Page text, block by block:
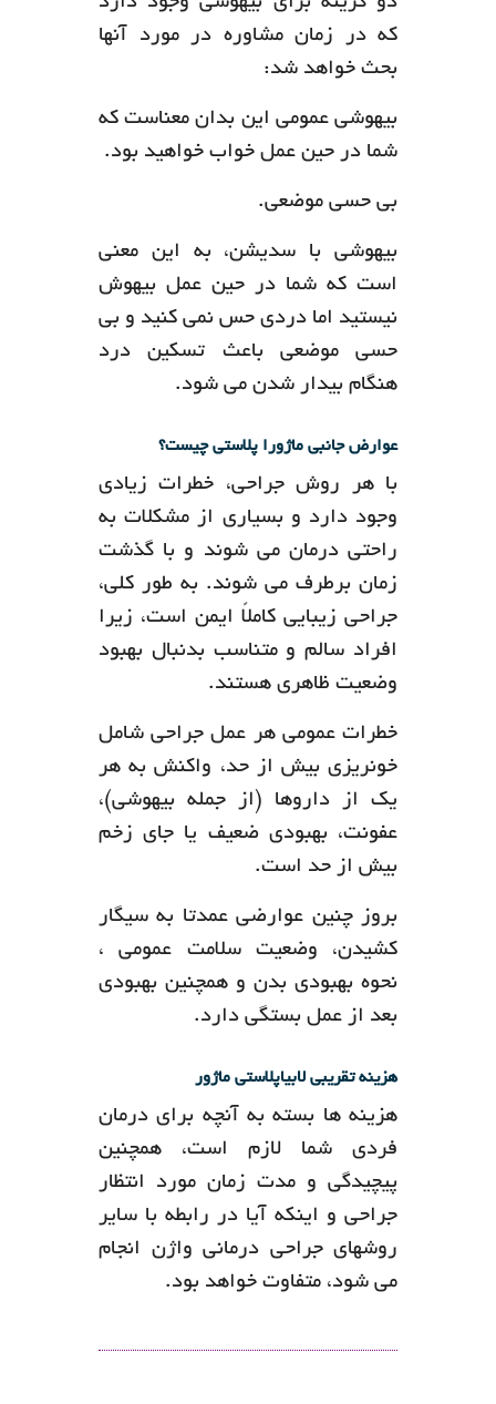
که در زمان مشاوره در مورد آنها
بحث خواهد شد:
بیهوشی عمومی این بدان معناست که
شما در حین عمل خواب خواهید بود.
بی حسی موضعی.
بیهوشی با سدیشن، به این معنی
است که شما در حین عمل بیهوش
نیستید اما دردی حس نمی کنید و بی
حسی موضعی باعث تسکین درد
هنگام بیدار شدن می شود.
عوارض جانبی ماژورا پلاستی چیست؟
با هر روش جراحی، خطرات زیادی
وجود دارد و بسیاری از مشکلات به
راحتی درمان می شوند و با گذشت
زمان برطرف می شوند. به طور کلی،
جراحی زیبایی کاملاً ایمن است، زیرا
افراد سالم و متناسب بدنبال بهبود
وضعیت ظاهری هستند.
خطرات عمومی هر عمل جراحی شامل
خونریزی بیش از حد، واکنش به هر
یک از داروها (از جمله بیهوشی)،
عفونت، بهبودی ضعیف یا جای زخم
بیش از حد است.
بروز چنین عوارضی عمدتا به سیگار
کشیدن، وضعیت سلامت عمومی ،
نحوه بهبودی بدن و همچنین بهبودی
بعد از عمل بستگی دارد.
هزینه تقریبی لابیاپلاستی ماژور
هزینه ها بسته به آنچه برای درمان
فردی شما لازم است، همچنین
پیچیدگی و مدت زمان مورد انتظار
جراحی و اینکه آیا در رابطه با سایر
روشهای جراحی درمانی واژن انجام
می شود، متفاوت خواهد بود.